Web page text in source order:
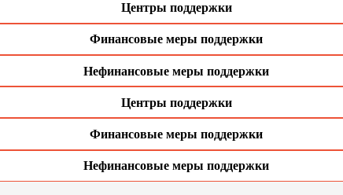
Центры поддержки
Финансовые меры поддержки
Нефинансовые меры поддержки
Центры поддержки
Финансовые меры поддержки
Нефинансовые меры поддержки